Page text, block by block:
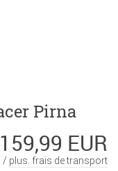
Pirna
159,99 EUR
/ plus. frais de transport